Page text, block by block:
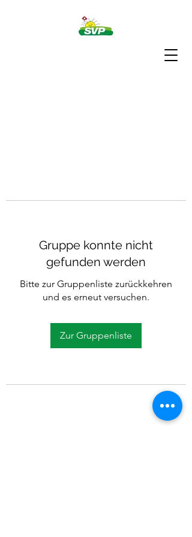
Gruppe konnte nicht
gefunden werden
Bitte zur Gruppenliste zurückkehren
und es erneut versuchen.
Zur Gruppenliste